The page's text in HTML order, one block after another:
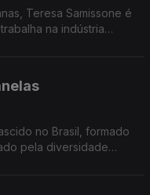
Teresa Samissone é
na indústria
no Brasil, formado
pela diversidade